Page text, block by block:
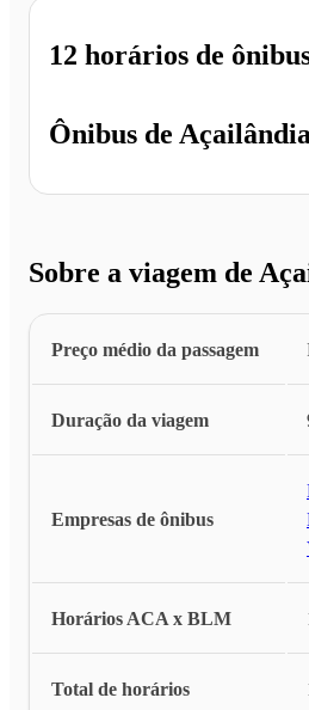
Ônibus de
12 horários de
Sobre a viagem de
Preço médio da passagem
Duração da viagem
Empresas de ônibus
Horários ACA x BLM
Total de horários